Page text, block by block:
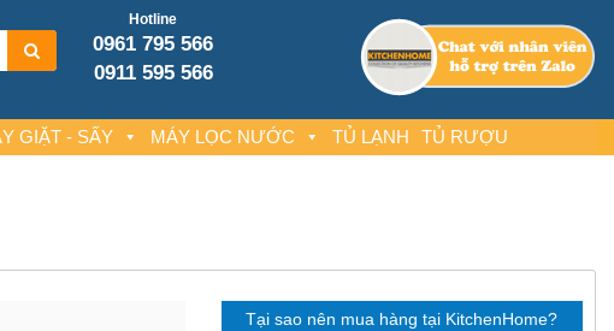
Hotline
0961 795 566
0911 595 566
GIẶT - SẤY MÁY LỌC NƯỚC TỦ LẠNH TỦ RƯỢU
Tại sao nên mua hàng tại KitchenHome?